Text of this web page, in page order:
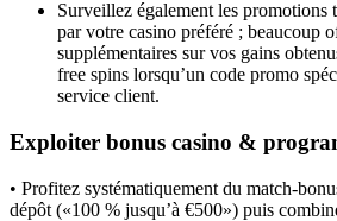
Surveillez également les promotions
par votre casino préféré ; beaucoup
supplémentaires sur vos gains
free spins lorsqu’un code promo
service client.
Exploiter bonus casino &
• Profitez systématiquement du
dépôt («​100 % jusqu’à €500​») puis